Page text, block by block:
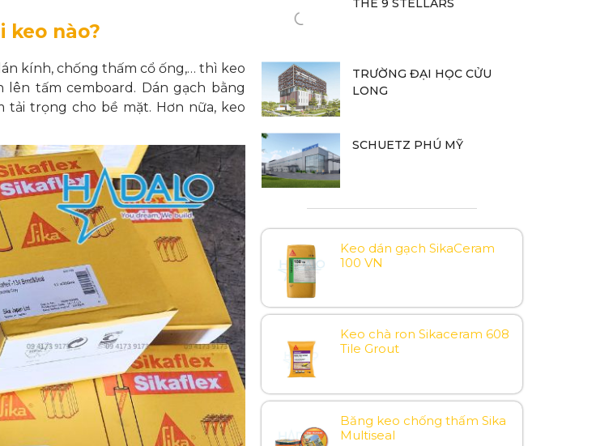
keo nào?
kính, chống thấm cổ ống,… thì keo
lên tấm cemboard . Dán gạch bằng
tải trọng cho bề mặt. Hơn nữa, keo
THE 9 STELLARS
TRƯỜNG ĐẠI HỌC CỬU
LONG
SCHUETZ PHÚ MỸ
Keo dán gạch SikaCeram
100 VN
Keo chà ron Sikaceram 608
Tile Grout
Băng keo chống thấm Sika
Multiseal